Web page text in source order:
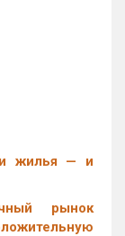
жилья — и
рынок